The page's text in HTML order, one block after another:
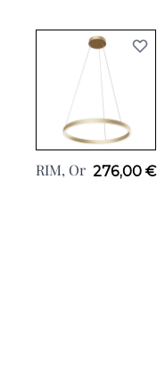
RIM, Or 276,00 €